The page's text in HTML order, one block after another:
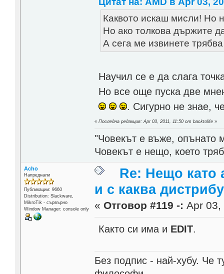
Каквото искаш мисли! Но
Но ако толкова държите
А сега ме извинете
Научил се е да слага
Но все още пуска две
. Сигурно не знае,
«Последна редакция: Apr 03, 2011, 11:50 от backtolife »
"Човекът е въже, опънато
Човекът е нещо, което
Acho
Напреднали
Публикации: 9660
Distribution: Slackware,
MikroTik - сървърно
Window Manager: console only
Re: Нещо като
и с каква
« Отговор #119 -: Apr 03,
Както си има и EDIT.
Без подпис - най-хубу. Че